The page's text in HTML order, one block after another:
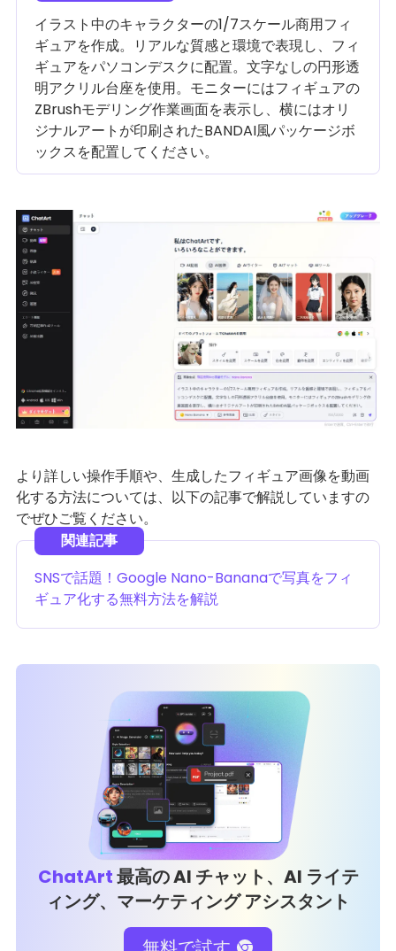
イラスト中のキャラクターの1/7スケール商用フィ
ギュアを作成。リアルな質感と環境で表現し、フィ
ギュアをパソコンデスクに配置。文字なしの円形透
明アクリル台座を使用。モニターにはフィギュアの
ZBrushモデリング作業画面を表示し、横にはオリ
ジナルアートが印刷されたBANDAI風パッケージボ
ックスを配置してください。
より詳しい操作手順や、生成したフィギュア画像を動画
化する方法については、以下の記事で解説していますの
でぜひご覧ください。
SNSで話題！Google Nano-Bananaで写真をフィ
ギュア化する無料方法を解説
ChatArt最高の AI チャット、AI ライテ
ィング、マーケティング アシスタント